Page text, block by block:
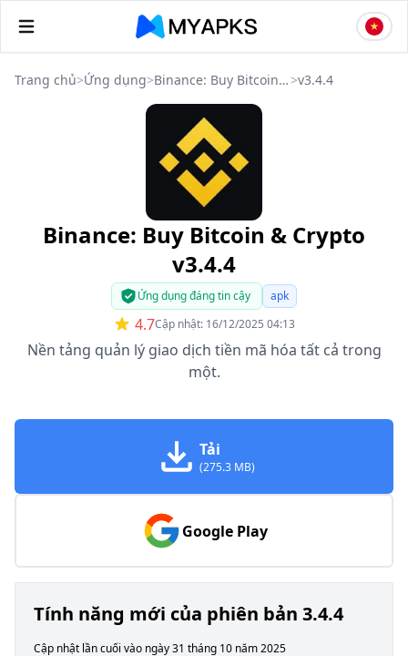
Trang chủ>Ứng dụng> Binance: Buy Bitcoin & Crypto >v3.4.4
Binance: Buy Bitcoin & Crypto
v3.4.4
Ứng dụng đáng tin cậy apk
4.7Cập nhật: 16/12/2025 04:13
Nền tảng quản lý giao dịch tiền mã hóa tất cả trong
một.
Tải
(275.3 MB)
Google Play
Tính năng mới của phiên bản 3.4.4
Cập nhật lần cuối vào ngày 31 tháng 10 năm 2025